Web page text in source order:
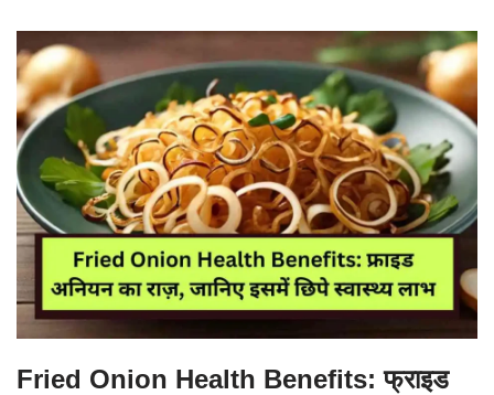
Fried Onion Health Benefits: फ्राइड